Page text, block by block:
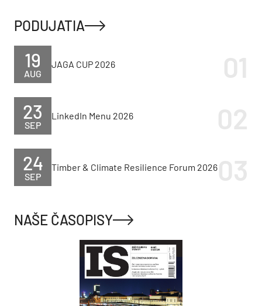
PODUJATIA
AUG
19 JAGA CUP 2026
SEP
23 LinkedIn Menu 2026
SEP
24 Timber & Climate Resilience Forum 2026
NAŠE ČASOPISY